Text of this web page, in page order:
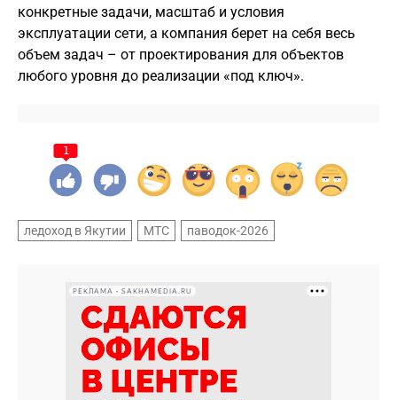
конкретные задачи, масштаб и условия
эксплуатации сети, а компания берет на себя весь
объем задач – от проектирования для объектов
любого уровня до реализации «под ключ».
1
ледоход в Якутии МТС паводок-2026
РЕКЛАМА • SAKHAMEDIA.RU